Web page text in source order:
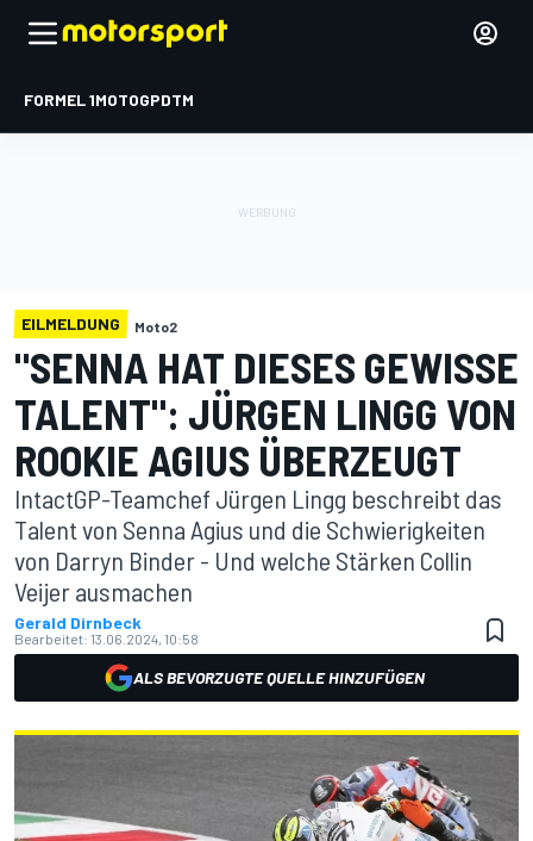
FORMEL 1MOTOGPDTM
EILMELDUNG Moto2
"SENNA HAT DIESES GEWISSE
TALENT": JÜRGEN LINGG VON
ROOKIE AGIUS ÜBERZEUGT
IntactGP-Teamchef Jürgen Lingg beschreibt das
Talent von Senna Agius und die Schwierigkeiten
von Darryn Binder - Und welche Stärken Collin
Veijer ausmachen
Gerald Dirnbeck
Bearbeitet: 13.06.2024, 10:58
ALS BEVORZUGTE QUELLE HINZUFÜGEN